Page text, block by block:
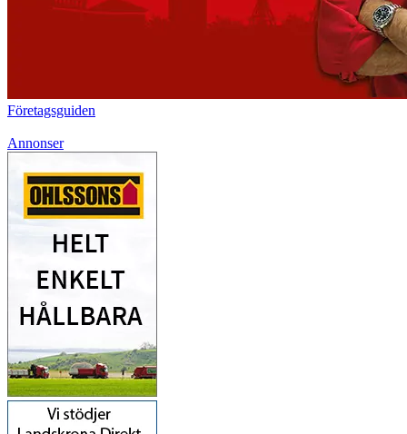
Företagsguiden
Annonser